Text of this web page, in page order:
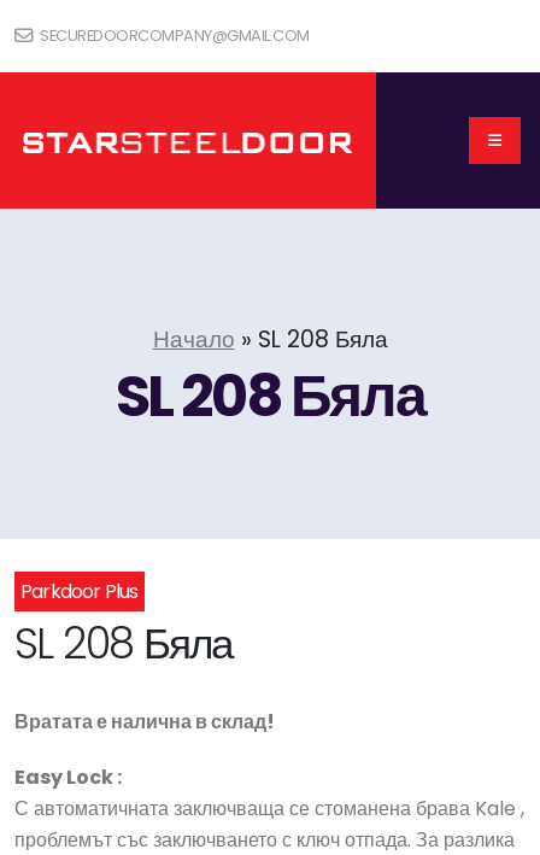
SECUREDOORCOMPANY@GMAIL.COM
Начало » SL 208 Бяла
SL 208 Бяла
Parkdoor Plus
SL 208 Бяла
Вратата е налична в склад!
Easy Lock :
С автоматичната заключваща се стоманена брава Kale ,
проблемът със заключването с ключ отпада. За разлика